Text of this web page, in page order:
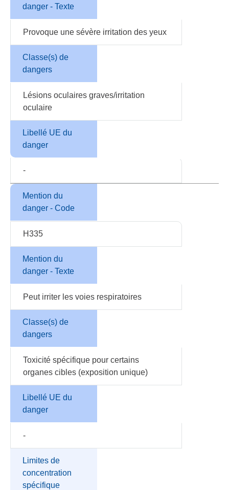
danger - Texte
Provoque une sévère irritation des yeux
Classe(s) de
dangers
Lésions oculaires graves/irritation
oculaire
Libellé UE du
danger
-
Mention du
danger - Code
H335
Mention du
danger - Texte
Peut irriter les voies respiratoires
Classe(s) de
dangers
Toxicité spécifique pour certains
organes cibles (exposition unique)
Libellé UE du
danger
-
Limites de
concentration
spécifique